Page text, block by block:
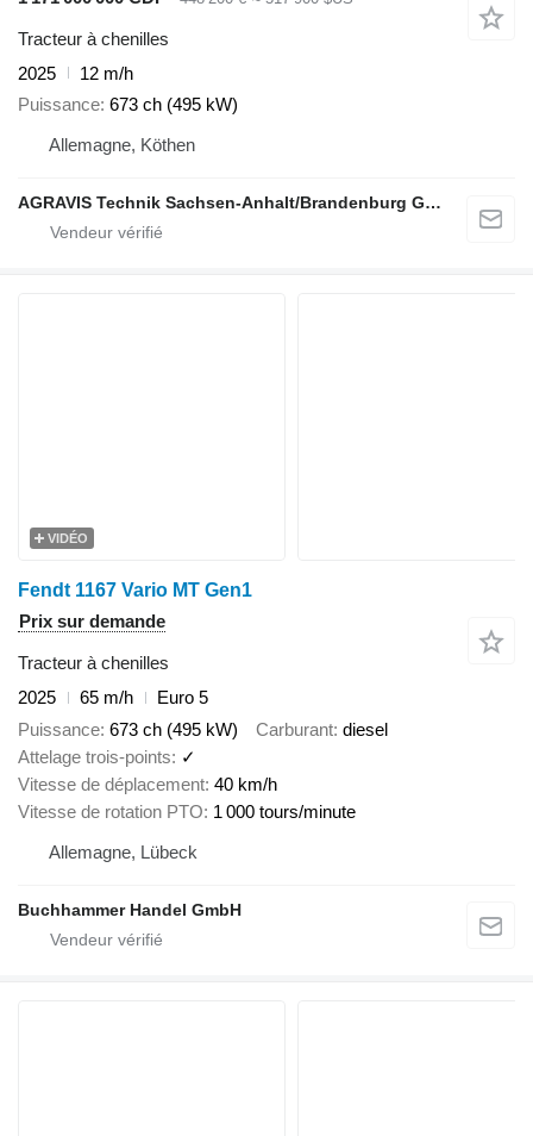
Tracteur à chenilles
2025
12 m/h
Puissance 673 ch (495 kW)
Allemagne, Köthen
AGRAVIS Technik Sachsen-Anhalt/Brandenburg GmbH
VIDÉO
Fendt 1167 Vario MT Gen1
Prix sur demande
Tracteur à chenilles
2025
65 m/h
Euro 5
Puissance 673 ch (495 kW) Carburant diesel
Attelage trois-points
✓
Vitesse de déplacement 40 km/h
Vitesse de rotation PTO 1 000 tours/minute
Allemagne, Lübeck
Buchhammer Handel GmbH